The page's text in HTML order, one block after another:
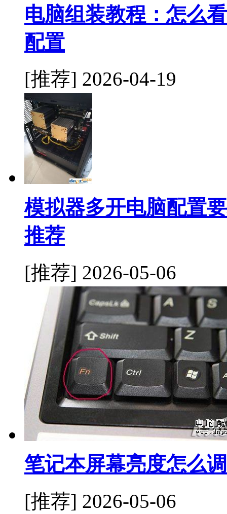
电脑组装教程：怎么
配置
[推荐] 2026-04-19
模拟器多开电脑配置
推荐
[推荐] 2026-05-06
笔记本屏幕亮度怎么
[推荐] 2026-05-06